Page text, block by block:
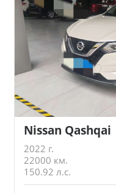
Nissan Qashqai
2022 г.
22000 км.
150.92 л.с.